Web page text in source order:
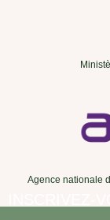
Agence nationale
INSCRIVEZ-